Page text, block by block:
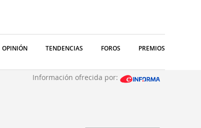
OPINIÓN TENDENCIAS FOROS PREMIOS
Información ofrecida por: